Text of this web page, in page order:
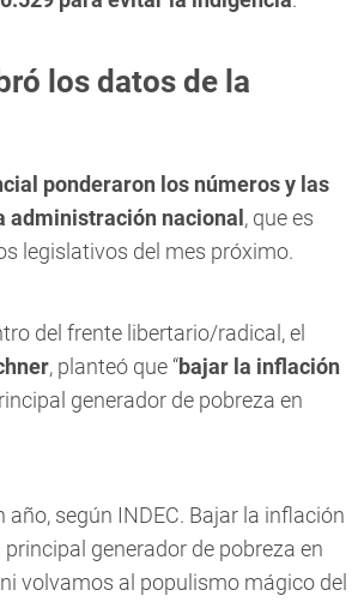
los datos de la
ponderaron los números y las
administración nacional , que es
legislativos del mes próximo.
del frente libertario/radical, el
, planteó que “bajar la inflación
generador de pobreza en
según INDEC. Bajar la inflación
generador de pobreza en
volvamos al populismo mágico del